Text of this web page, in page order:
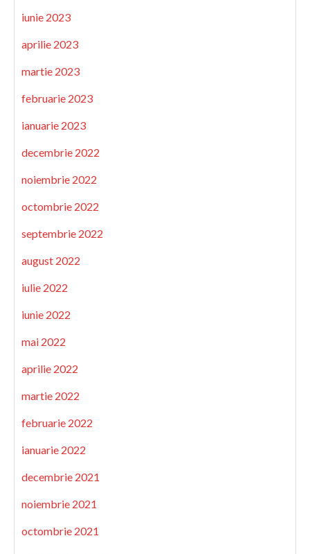
iunie 2023
aprilie 2023
martie 2023
februarie 2023
ianuarie 2023
decembrie 2022
noiembrie 2022
octombrie 2022
septembrie 2022
august 2022
iulie 2022
iunie 2022
mai 2022
aprilie 2022
martie 2022
februarie 2022
ianuarie 2022
decembrie 2021
noiembrie 2021
octombrie 2021